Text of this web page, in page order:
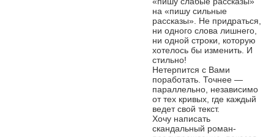
на «пишу сильные
рассказы». Не придраться,
ни одного слова лишнего,
ни одной строки, которую
хотелось бы изменить. И
стильно!
Нетерпится с Вами
поработать. Точнее —
параллельно, независимо
от тех кривых, где каждый
ведет свой текст.
Хочу написать
скандальный роман-